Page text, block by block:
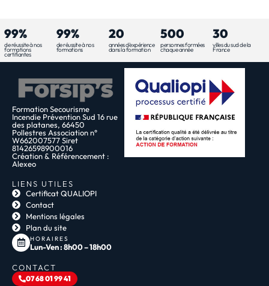
99%
de réussite à nos
formations
certifiantes
99%
de réussite à nos
formations
20
années d'expérience
dans la formation
500
personnes formées
chaque année
30
villes du sud de la
France
Formation Secourisme
Incendie Prévention Sud 16 rue
des platanes, 66450
Pollestres Association n°
W662007577 Siret
81426598900016
Création & Référencement :
Alexeo
LIENS UTILES
Certificat QUALIOPI
Contact
Mentions légales
Plan du site
HORAIRES
Lun-Ven : 8h00 – 18h00
CONTACT
07 68 01 99 41